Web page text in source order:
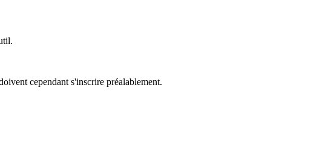
cependant s'inscrire préalablement.